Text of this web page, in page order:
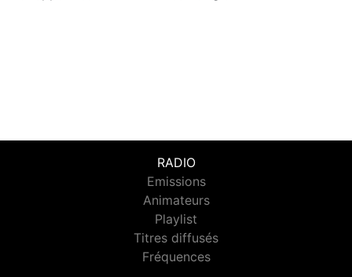
RADIO
Emissions
Animateurs
Playlist
Titres diffusés
Fréquences